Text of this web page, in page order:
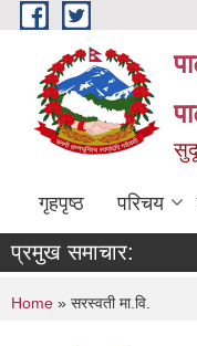
Skip to main content
गृहपृष्ठ परिचय
प्रमुख समाचार:
You are here
Home » सरस्वती मा.वि.